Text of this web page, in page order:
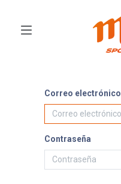
Correo electrónico
Contraseña